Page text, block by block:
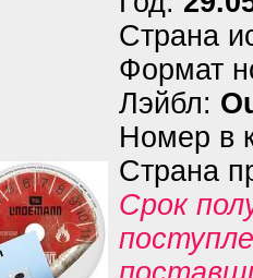
Страна
Формат
Лэйбл:
Номер в
Страна
Срок